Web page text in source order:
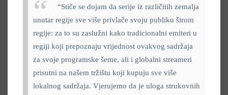
“Stiče se dojam da serije iz različitih zemalja
unutar regije sve više privlače svoju publiku širom
regije: za to su zaslužni kako tradicionalni emiteri u
regiji koji prepoznaju vrijednost ovakvog sadržaja
za svoje programske šeme, ali i globalni streameri
prisutni na našem tržištu koji kupuju sve više
lokalnog sadržaja. Vjerujemo da je uloga strukovnih